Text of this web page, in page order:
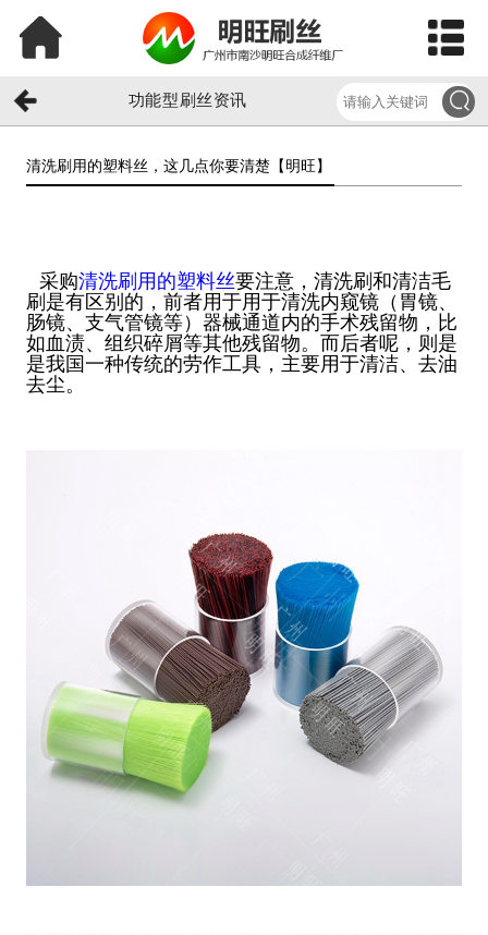
功能型刷丝资讯
清洗刷用的塑料丝，这几点你要清楚【明旺】​
采购清洗刷用的塑料丝要注意，清洗刷和清洁毛
刷是有区别的，前者用于用于清洗内窥镜（胃镜、
肠镜、支气管镜等）器械通道内的手术残留物，比
如血渍、组织碎屑等其他残留物。而后者呢，则是
是我国一种传统的劳作工具，主要用于清洁、去油
去尘。